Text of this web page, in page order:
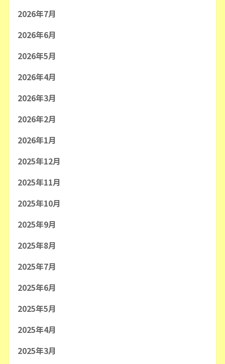
2026年7月
2026年6月
2026年5月
2026年4月
2026年3月
2026年2月
2026年1月
2025年12月
2025年11月
2025年10月
2025年9月
2025年8月
2025年7月
2025年6月
2025年5月
2025年4月
2025年3月